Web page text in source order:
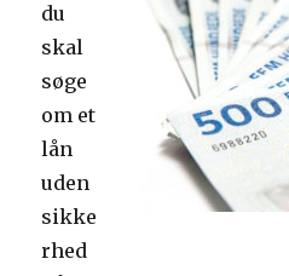
du
skal
søge
om et
lån
uden
sikke
rhed